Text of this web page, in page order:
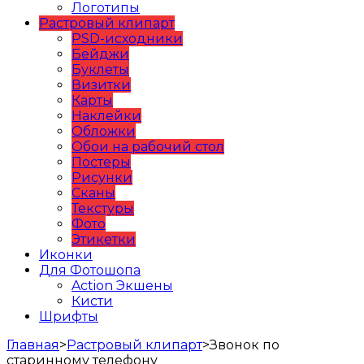
Логотипы
Растровый клипарт
PSD-исходники
Бейджи
Буклеты
Визитки
Карты
Наклейки
Обложки
Обои на рабочий стол
Постеры
Рисунки
Сканы
Текстуры
Фото
Этикетки
Иконки
Для Фотошопа
Action Экшены
Кисти
Шрифты
Главная>Растровый клипарт>Звонок по
старинному телефону